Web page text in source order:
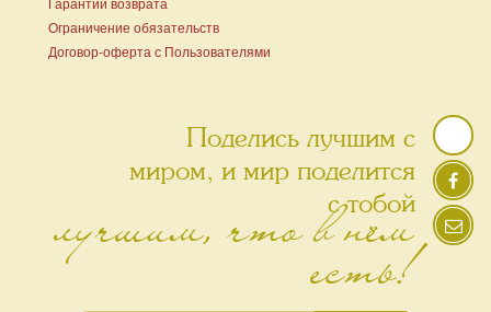
Ограничение обязательств
Договор-оферта с Пользователями
Поделись лучшим с
миром, и мир поделится
с тобой
лучшим, что в нём
есть!